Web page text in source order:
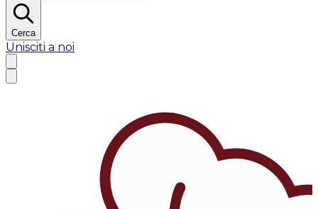
Cerca
Unisciti a noi